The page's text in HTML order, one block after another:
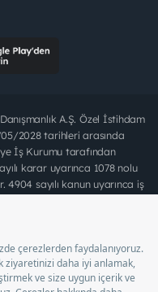
A.Ş. Özel İstihdam
2028 tarihleri arasında
İş Kurumu tarafından
karar uyarınca 1078 nolu
sayılı kanun uyarınca iş